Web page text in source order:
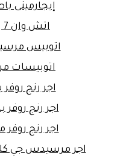
إيجارمينى
اتش وان 7 راكب للعائلات
اتوبيس مرسيدس 600
اتوبيسات
اجر رنج
اجر رنج
اجر رنج
اجر مرسيدس جي